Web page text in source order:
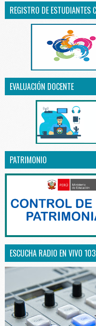
REGISTRO DE ESTUDIANTES
EVALUACIÓN DOCENTE
PATRIMONIO
ESCUCHA RADIO EN VIVO